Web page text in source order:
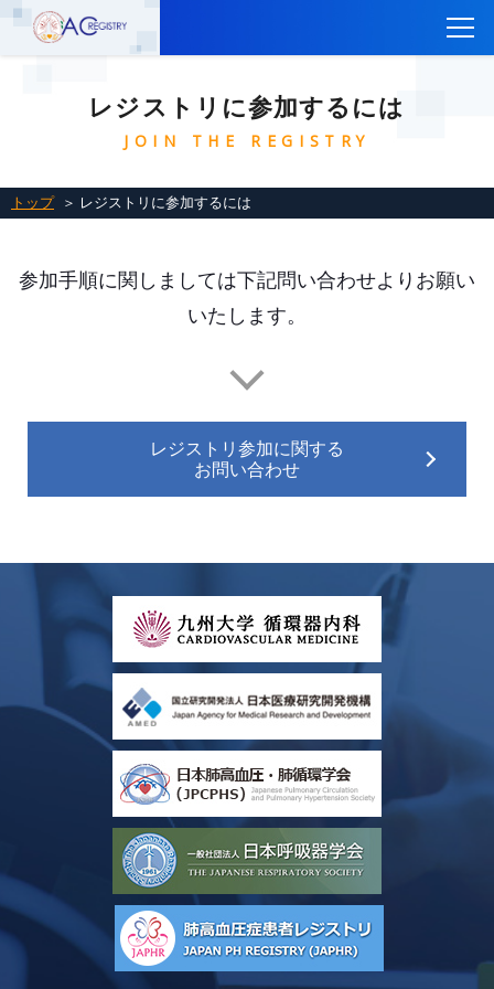
CTEPH AC Registryについて
レジストリ登録はこちら
関連リンク
お問い合わせ
レジストリに参加するには
JOIN THE REGISTRY
トップ ＞ レジストリに参加するには
参加手順に関しましては下記問い合わせよりお願い
いたします。
レジストリ参加に関する
お問い合わせ